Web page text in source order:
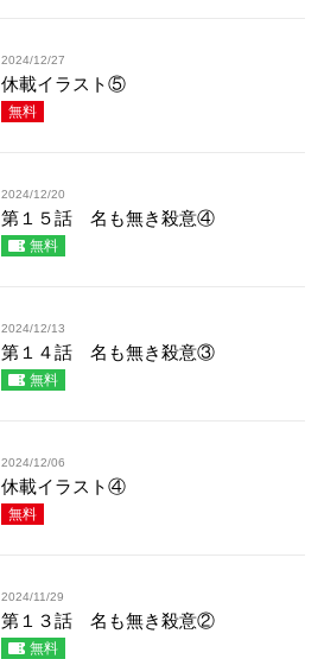
2024/12/27
休載イラスト⑤
無料
2024/12/20
第１５話 名も無き殺意④
無料
2024/12/13
第１４話 名も無き殺意③
無料
2024/12/06
休載イラスト④
無料
2024/11/29
第１３話 名も無き殺意②
無料